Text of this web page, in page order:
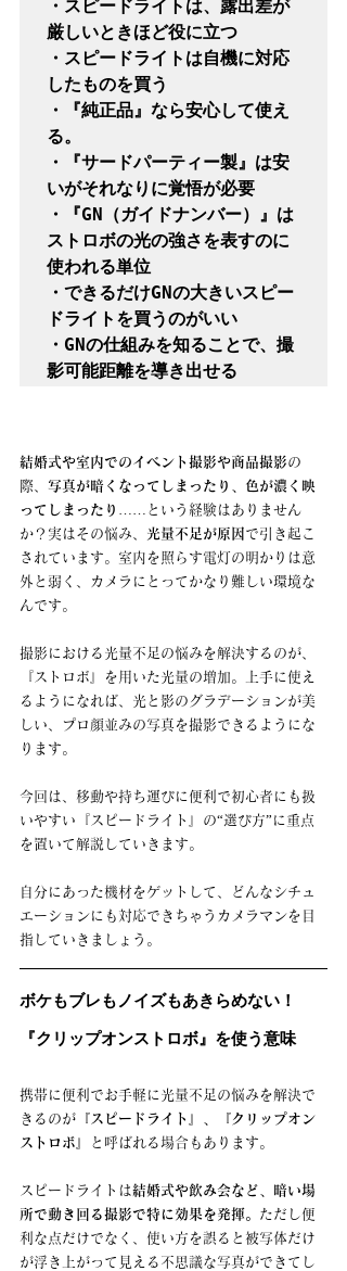
・スピードライトは、露出差が
厳しいときほど役に立つ
・スピードライトは自機に対応
したものを買う
・『純正品』なら安心して使え
る。
・『サードパーティー製』は安
いがそれなりに覚悟が必要
・『GN（ガイドナンバー）』は
ストロボの光の強さを表すのに
使われる単位
・できるだけGNの大きいスピー
ドライトを買うのがいい
・GNの仕組みを知ることで、撮
影可能距離を導き出せる
結婚式や室内でのイベント撮影や商品撮影の
際、 写真が暗くなってしまったり、色が濃く映
ってしまったり
……という経験はありません
か？実はその悩み、 光量不足が原因 で引き起こ
されています。室内を照らす電灯の明かりは意
外と弱く、カメラにとってかなり難しい環境な
んです。
撮影における光量不足の悩みを解決するのが、
『ストロボ』を用いた光量の増加。上手に使え
るようになれば、光と影のグラデーションが美
しい、プロ顔並みの写真を撮影できるようにな
ります。
今回は、移動や持ち運びに便利で初心者にも扱
いやすい『スピードライト』の“選び方”に重点
を置いて解説していきます。
自分にあった機材をゲットして、どんなシチュ
エーションにも対応できちゃうカメラマンを目
指していきましょう。
ボケもブレもノイズもあきらめない！
『クリップオンストロボ』を使う意味
携帯に便利でお手軽に光量不足の悩みを解決で
きるのが 『スピードライト』、『クリップオン
ストロボ』
と呼ばれる場合もあります。
スピードライトは結婚式や飲み会など、暗い場
所で動き回る撮影で特に効果を発揮。 ただし便
利な点だけでなく、使い方を誤ると被写体だけ
が浮き上がって見える不思議な写真ができてし